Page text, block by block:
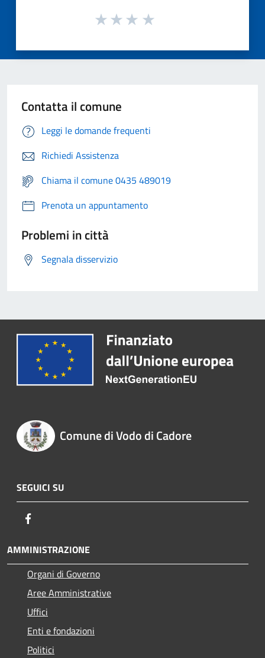
Contatta il comune
Leggi le domande frequenti
Richiedi Assistenza
Chiama il comune 0435 489019
Prenota un appuntamento
Problemi in città
Segnala disservizio
Comune di Vodo di Cadore
SEGUICI SU
AMMINISTRAZIONE
Organi di Governo
Aree Amministrative
Uffici
Enti e fondazioni
Politici